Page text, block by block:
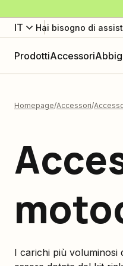
IT Hai bisogno di
ProdottiAccessori
Homepage Accessori
I carichi più